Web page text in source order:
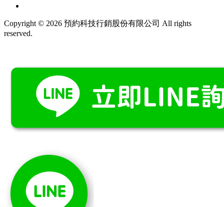
Copyright © 2026 預約科技行銷股份有限公司 All rights
reserved.